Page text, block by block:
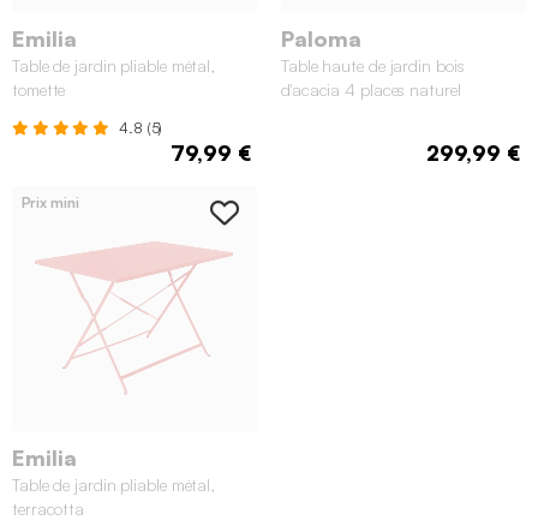
Emilia
Table de jardin pliable métal,
tomette
4.8 (5)
79,99 €
Paloma
Table haute de jardin bois
d'acacia 4 places naturel
299,99 €
Prix mini
Emilia
Table de jardin pliable métal,
terracotta